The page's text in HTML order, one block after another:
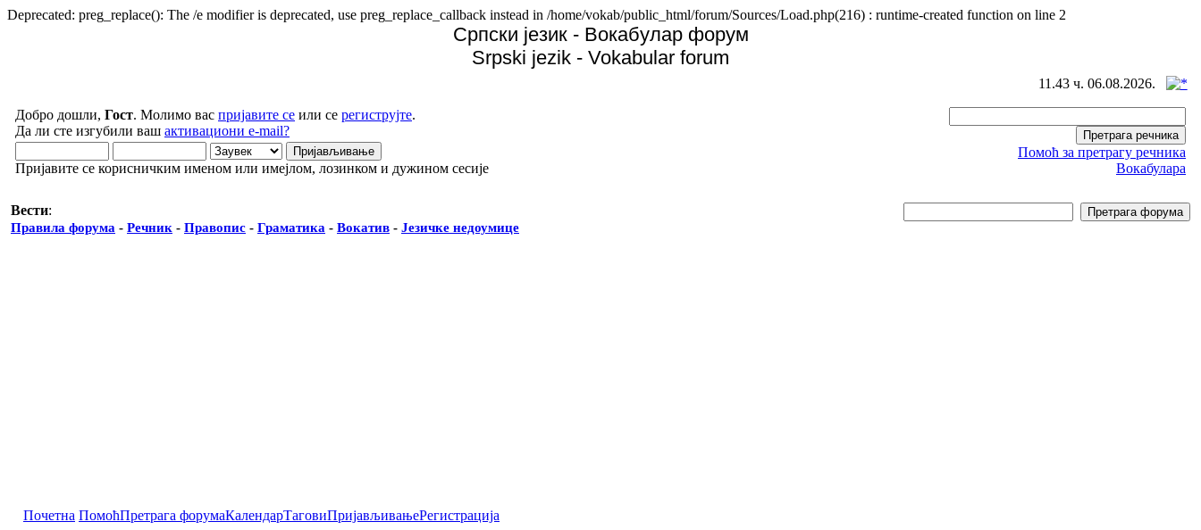
Deprecated: preg_replace(): The /e modifier is deprecated, use preg_replace_callback instead in /home/vokab/public_html/forum/Sources/Load.php(216) : runtime-created function on line 2
Српски језик - Вокабулар форум
Srpski jezik - Vokabular forum
11.43 ч. 06.08.2026.
Добро дошли, Гост. Молимо вас пријавите се или се региструјте.
Да ли сте изгубили ваш активациони e-mail?
Пријавите се корисничким именом или имејлом, лозинком и дужином сесије
Помоћ за претрагу речника
Вокабулара
Вести:
Правила форума - Речник - Правопис - Граматика - Вокатив - Језичке недоумице
Почетна ПомоћПретрага форумаКалендарТаговиПријављивањеРегистрација